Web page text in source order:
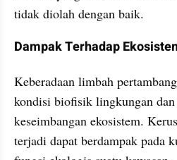
tidak diolah dengan baik.
Dampak Terhadap
Keberadaan limbah
kondisi biofisik lingkungan
keseimbangan ekosistem.
terjadi dapat berdampak pada